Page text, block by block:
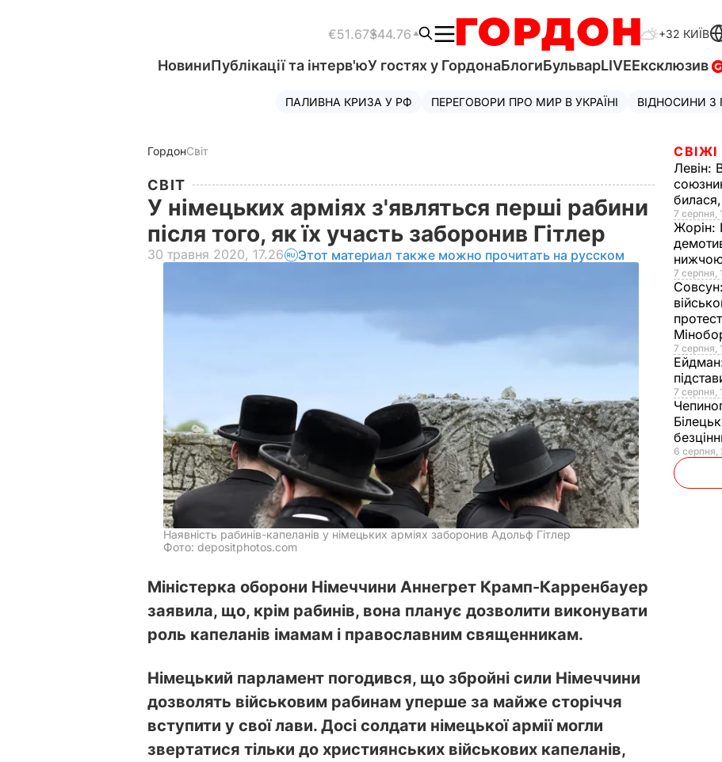
€51.67$44.76 +32 КИЇВ
НовиниПублікації та інтерв'юУ гостях у ГордонаБлогиБульварLIVEЕксклюзив
ПАЛИВНА КРИЗА У РФ ПЕРЕГОВОРИ ПРО МИР В УКРАЇНІ ВІДНОСИНИ
ГордонСвіт
СВІТ
У німецьких арміях з'являться перші рабини
після того, як їх участь заборонив Гітлер
30 травня 2020, 17.26 Этот материал также можно прочитать на русском
Наявність рабинів-капеланів у німецьких арміях заборонив Адольф Гітлер
Фото: depositphotos.com
Міністерка оборони Німеччини Аннегрет Крамп-Карренбауер
заявила, що, крім рабинів, вона планує дозволити виконувати
роль капеланів імамам і православним священникам.
Німецький парламент погодився, що збройні сили Німеччини
дозволять військовим рабинам уперше за майже сторіччя
вступити у свої лави. Досі солдати німецької армії могли
звертатися тільки до християнських військових капеланів,
Левін:
7 серпня,
Жорін:
7 серпня,
Совсун:
7 серпня,
7 серпня,
6 серпня,